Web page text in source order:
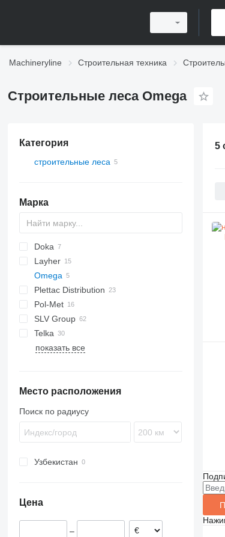
Machineryline Строительная техника
Строительные леса Omega
Категория
строительные леса
Марка
Doka
Layher
Omega
Plettac Distribution
Pol-Met
SLV Group
Telka
показать все
Место расположения
Поиск по радиусу
Узбекистан
Цена
–
5